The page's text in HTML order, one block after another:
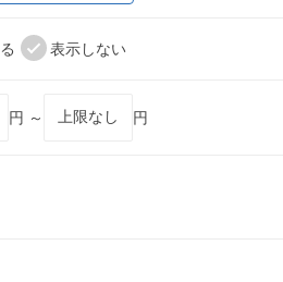
表示しない
円 ～ 円